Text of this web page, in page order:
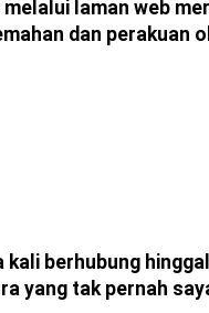
laman web
dan perakuan
berhubung
yang tak pernah